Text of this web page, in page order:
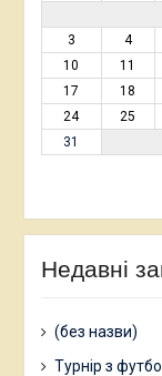
3
4
10
11
17
18
24
25
31
Недавні
(без назви)
Турнір з